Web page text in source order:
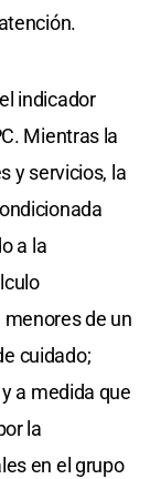
indicador
Mientras la
y servicios, la
a la
de un
cuidado;
a medida que
la
en el grupo